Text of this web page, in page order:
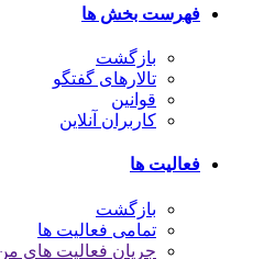
فهرست بخش ها
بازگشت
تالارهای گفتگو
قوانین
کاربران آنلاین
فعالیت ها
بازگشت
تمامی فعالیت ها
جریان فعالیت های